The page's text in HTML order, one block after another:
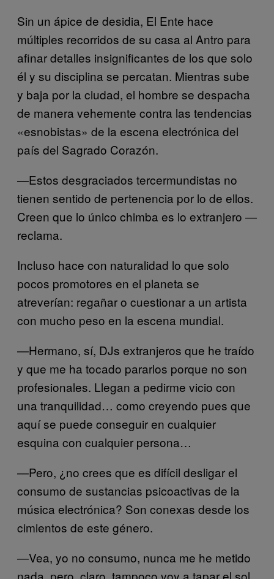
Sin un ápice de desidia, El Ente hace
múltiples recorridos de su casa al Antro para
afinar detalles insignificantes de los que solo
él y su disciplina se percatan. Mientras sube
y baja por la ciudad, el hombre se despacha
de manera vehemente contra las tendencias
«esnobistas» de la escena electrónica del
país del Sagrado Corazón.
—Estos desgraciados tercermundistas no
tienen sentido de pertenencia por lo de ellos.
Creen que lo único chimba es lo extranjero —
reclama.
Incluso hace con naturalidad lo que solo
pocos promotores en el planeta se
atreverían: regañar o cuestionar a un artista
con mucho peso en la escena mundial.
—Hermano, sí, DJs extranjeros que he traído
y que me ha tocado pararlos porque no son
profesionales. Llegan a pedirme vicio con
una tranquilidad… como creyendo pues que
aquí se puede conseguir en cualquier
esquina con cualquier persona…
—Pero, ¿no crees que es difícil desligar el
consumo de sustancias psicoactivas de la
música electrónica? Son conexas desde los
cimientos de este género.
—Vea, yo no consumo, nunca me he metido